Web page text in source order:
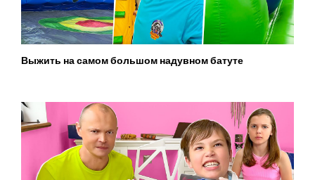
Выжить на самом большом надувном батуте